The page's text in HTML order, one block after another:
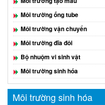
Môi trường ống tube
Môi trường vận chuyển
Môi trường đĩa đôi
Bộ nhuộm vi sinh vật
Môi trường sinh hóa
Môi trường sinh hóa